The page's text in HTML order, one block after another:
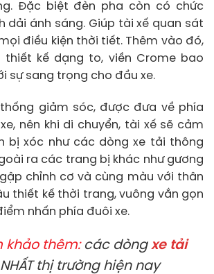
Đặc biệt đèn pha còn có chức
dải ánh sáng. Giúp tài xế quan sát
điều kiện thời tiết. Thêm vào đó,
thiết kế dạng to, viền Crome bao
sự sang trọng cho đầu xe.
thống giảm sóc, được đưa về phía
nên khi di chuyển, tài xế sẽ cảm
bị xóc như các dòng xe tải thông
ra các trang bị khác như gương
chỉnh cơ và cùng màu với thân
thiết kế thời trang, vuông vắn gọn
nhấn phía đuôi xe.
khảo thêm:các dòng xe tải
thị trường hiện nay